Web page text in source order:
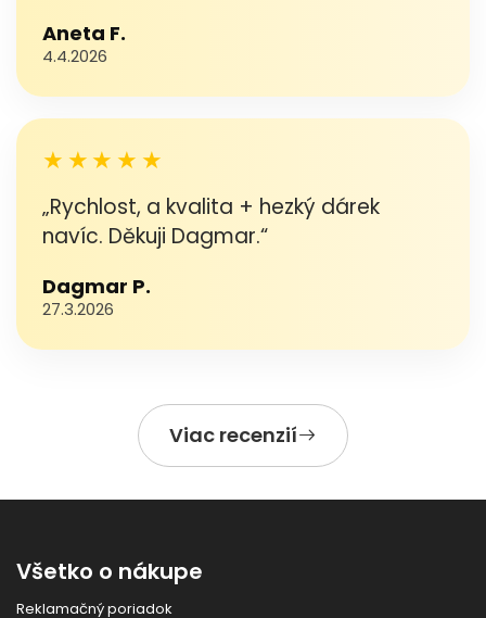
Aneta F.
4.4.2026
★★★★★
„Rychlost, a kvalita + hezký dárek
navíc. Děkuji Dagmar.“
Dagmar P.
27.3.2026
Viac recenzií
Všetko o nákupe
Reklamačný poriadok